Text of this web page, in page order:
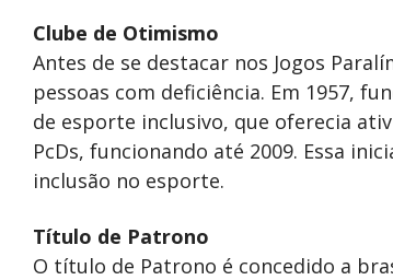
Clube de Otimismo
Antes de se destacar nos Jogos
pessoas com deficiência. Em 1957,
de esporte inclusivo, que oferecia
PcDs, funcionando até 2009. Essa
inclusão no esporte.
Título de Patrono
O título de Patrono é concedido a